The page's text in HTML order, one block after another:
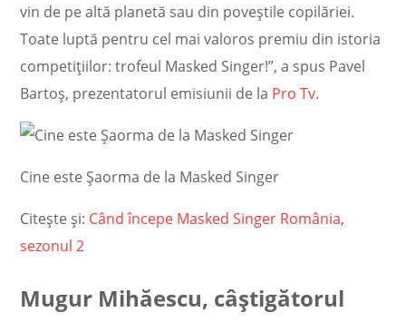
vin de pe altă planetă sau din poveștile copilăriei.
Toate luptă pentru cel mai valoros premiu din istoria
competițiilor: trofeul Masked Singer!”, a spus Pavel
Bartoș, prezentatorul emisiunii de la Pro Tv.
Cine este Șaorma de la Masked Singer
Citește și: Când începe Masked Singer România,
sezonul 2
Mugur Mihăescu, câștigătorul